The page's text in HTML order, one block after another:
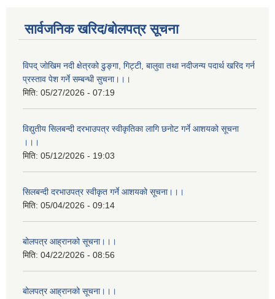
सार्वजनिक खरिद/बोलपत्र सूचना
विपद् जोखिम नदी क्षेत्रको ढुङ्गा, गिट्टी, बालुवा तथा नदीजन्य पदार्थ खरिद गर्न
प्रस्ताव पेश गर्ने सम्बन्धी सुचना।।।
मिति: 05/27/2026 - 07:19
विद्युतीय सिलबन्दी दरभाउपत्र स्वीकृतिका लागि छनोट गर्ने आशयको सूचना
।।।
मिति: 05/12/2026 - 19:03
सिलबन्दी दरभाउपत्र स्वीकृत गर्ने आशयको सूचना।।।
मिति: 05/04/2026 - 09:14
बोलपत्र आह्रानको सूचना।।।
मिति: 04/22/2026 - 08:56
बोलपत्र आह्रानको सूचना।।।